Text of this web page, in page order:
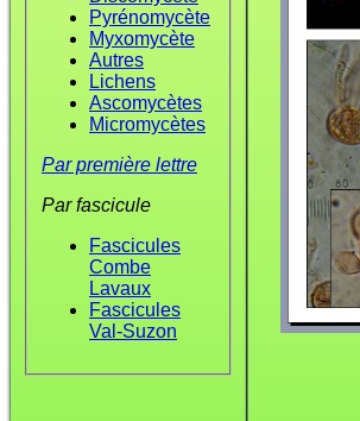
Pyrénomycète
Myxomycète
Autres
Lichens
Ascomycètes
Micromycètes
Par première lettre
Par fascicule
Fascicules
Combe
Lavaux
Fascicules
Val-Suzon